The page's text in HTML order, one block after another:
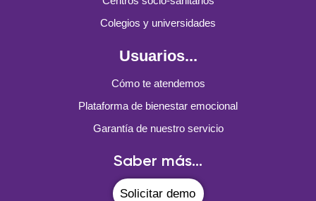
Colegios y universidades
Usuarios...
Cómo te atendemos
Plataforma de bienestar emocional
Garantía de nuestro servicio
Saber más...
Solicitar demo